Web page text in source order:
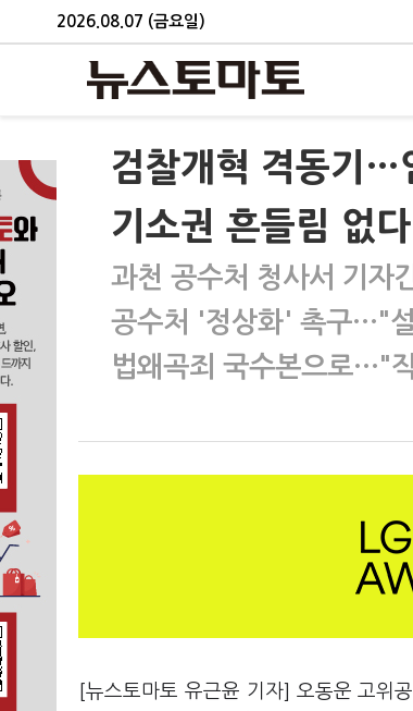
2026.08.07 (금요일)
검찰개혁 격동기…
기소권 흔들림 없
과천 공수처 청사서 기자
공수처 '정상화' 촉구…"
법왜곡죄 국수본으로…"
[뉴스토마토 유근윤 기자] 오동운 고위